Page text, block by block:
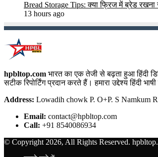
Bread Storage Tips: क्या फ्रिज में ब्रेड रखना
13 hours ago
hpbltop.com भारत का एक तेजी से बढ़ता हुआ हिंदी
सटीक रिपोर्टिंग प्रदान करते हैं। हमारा उद्देश्य हिंदी
Address: Lowadih chowk P. O+P. S Namkum
Email: contact@hpbltop.com
Call: +91 8540086934
© Copyright 2026, All Rights Reserved.